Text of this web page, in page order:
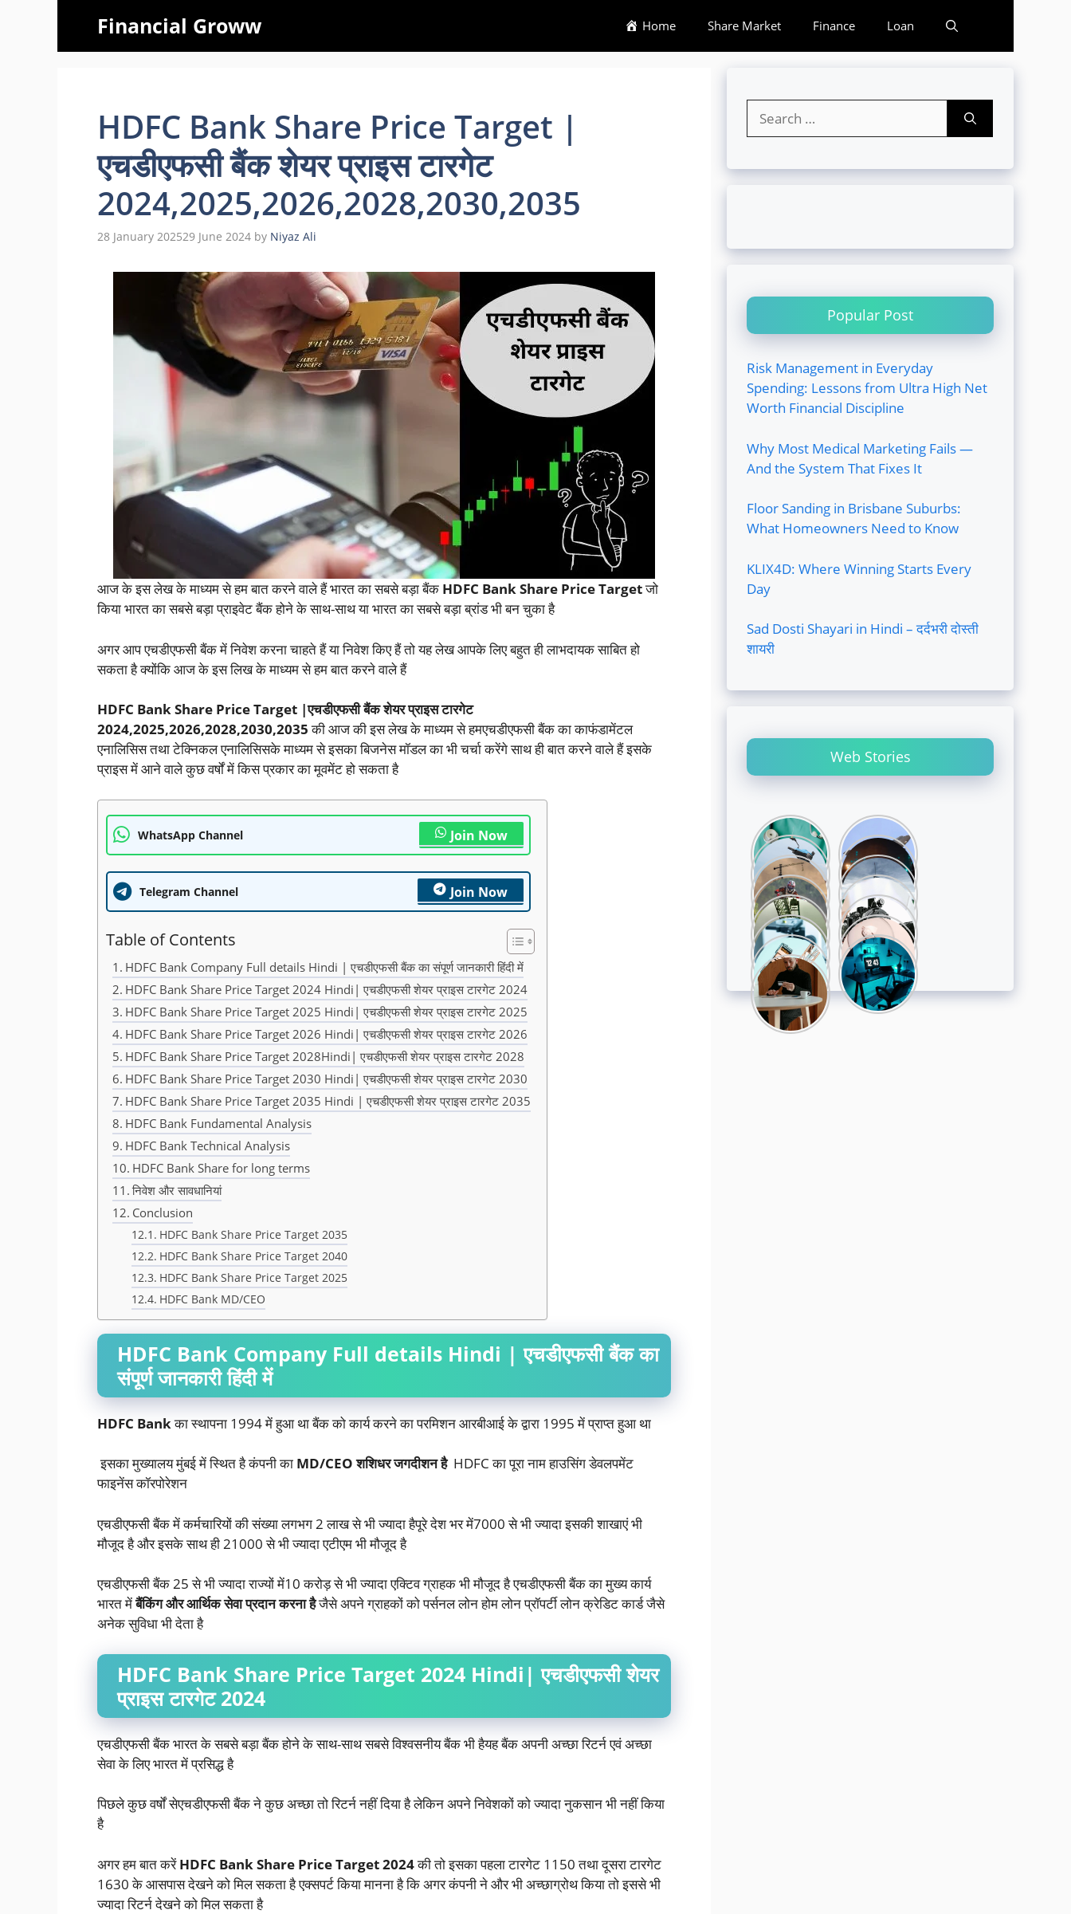
Financial Groww Home Share Market Finance Loan
HDFC Bank Share Price Target |
एचडीएफसी बैंक शेयर प्राइस टारगेट
2024,2025,2026,2028,2030,2035
28 January 202529 June 2024 by Niyaz Ali
आज के इस लेख के माध्यम से हम बात करने वाले हैं भारत का सबसे बड़ा बैंक HDFC Bank Share Price Targetजो
किया भारत का सबसे बड़ा प्राइवेट बैंक होने के साथ-साथ या भारत का सबसे बड़ा ब्रांड भी बन चुका है
अगर आप एचडीएफसी बैंक में निवेश करना चाहते हैं या निवेश किए हैं तो यह लेख आपके लिए बहुत ही लाभदायक साबित हो
सकता है क्योंकि आज के इस लिख के माध्यम से हम बात करने वाले हैं
HDFC BankShare Price Target |एचडीएफसी बैंक शेयर प्राइस टारगेट
2024,2025,2026,2028,2030,2035की आज की इस लेख के माध्यम से हमएचडीएफसी बैंक का काफंडामेंटल
एनालिसिस तथा टेक्निकल एनालिसिसके माध्यम से इसका बिजनेस मॉडल का भी चर्चा करेंगे साथ ही बात करने वाले हैं इसके
प्राइस में आने वाले कुछ वर्षों में किस प्रकार का मूवमेंट हो सकता है
WhatsApp Channel Join Now
Telegram Channel Join Now
Table of Contents
HDFC Bank Company Full details Hindi | एचडीएफसी बैंक का संपूर्ण जानकारी हिंदी में
HDFC Bank Share Price Target 2024 Hindi| एचडीएफसी शेयर प्राइस टारगेट 2024
HDFC Bank Share Price Target 2025 Hindi| एचडीएफसी शेयर प्राइस टारगेट 2025
HDFC Bank Share Price Target 2026 Hindi| एचडीएफसी शेयर प्राइस टारगेट 2026
HDFC Bank Share Price Target 2028Hindi| एचडीएफसी शेयर प्राइस टारगेट 2028
HDFC Bank Share Price Target 2030 Hindi| एचडीएफसी शेयर प्राइस टारगेट 2030
HDFC Bank Share Price Target 2035 Hindi | एचडीएफसी शेयर प्राइस टारगेट 2035
HDFC Bank Fundamental Analysis
HDFC Bank Technical Analysis
HDFC Bank Share for long terms
निवेश और सावधानियां
Conclusion
HDFC Bank Share Price Target 2035
HDFC Bank Share Price Target 2040
HDFC Bank Share Price Target 2025
HDFC Bank MD/CEO
HDFC Bank Company Full details Hindi | एचडीएफसी बैंक का
संपूर्ण जानकारी हिंदी में
HDFC Bankका स्थापना 1994 में हुआ था बैंक को कार्य करने का परमिशन आरबीआई के द्वारा 1995 में प्राप्त हुआ था
इसका मुख्यालय मुंबई में स्थित है कंपनी का MD/CEO शशिधर जगदीशन है HDFC का पूरा नाम हाउसिंग डेवलपमेंट
फाइनेंस कॉरपोरेशन
एचडीएफसी बैंक में कर्मचारियों की संख्या लगभग 2 लाख से भी ज्यादा हैपूरे देश भर में7000 से भी ज्यादा इसकी शाखाएं भी
मौजूद है और इसके साथ ही 21000 से भी ज्यादा एटीएम भी मौजूद है
एचडीएफसी बैंक 25 से भी ज्यादा राज्यों में10 करोड़ से भी ज्यादा एक्टिव ग्राहक भी मौजूद है एचडीएफसी बैंक का मुख्य कार्य
भारत मेंबैंकिंग और आर्थिक सेवा प्रदान करना हैजैसे अपने ग्राहकों को पर्सनल लोन होम लोन प्रॉपर्टी लोन क्रेडिट कार्ड जैसे
अनेक सुविधा भी देता है
HDFC Bank Share Price Target 2024 Hindi| एचडीएफसी शेयर
प्राइस टारगेट 2024
एचडीएफसी बैंक भारत के सबसे बड़ा बैंक होने के साथ-साथ सबसे विश्वसनीय बैंक भी हैयह बैंक अपनी अच्छा रिटर्न एवं अच्छा
सेवा के लिए भारत में प्रसिद्ध है
पिछले कुछ वर्षों सेएचडीएफसी बैंक ने कुछ अच्छा तो रिटर्न नहीं दिया है लेकिन अपने निवेशकों को ज्यादा नुकसान भी नहीं किया
है
अगर हम बात करेंHDFC BankShare Price Target 2024की तो इसका पहला टारगेट 1150 तथा दूसरा टारगेट
1630 के आसपास देखने को मिल सकता है एक्सपर्ट किया मानना है कि अगर कंपनी ने और भी अच्छाग्रोथ किया तो इससे भी
ज्यादा रिटर्न देखने को मिल सकता है
for:
Popular Post
Risk Management in Everyday
Spending: Lessons from Ultra High Net
Worth Financial Discipline
Why Most Medical Marketing Fails —
And the System That Fixes It
Floor Sanding in Brisbane Suburbs:
What Homeowners Need to Know
KLIX4D: Where Winning Starts Every
Day
Sad Dosti Shayari in Hindi – दर्दभरी दोस्ती
शायरी
Web Stories